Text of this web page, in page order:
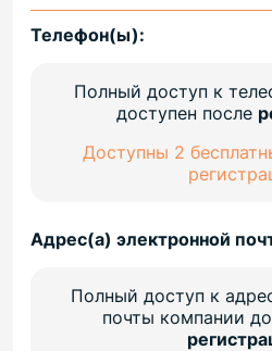
Телефон(ы):
Полный доступ к
доступен после
Доступны 2
Адрес(а) электронной
Полный доступ к
почты компании